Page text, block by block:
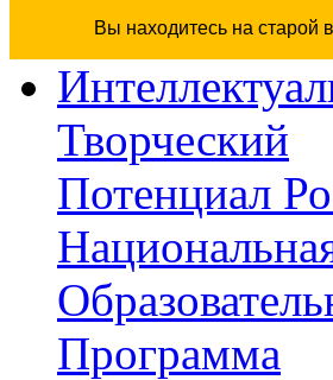
Вы находитесь на старой
Творческий
Потенциал
Программа